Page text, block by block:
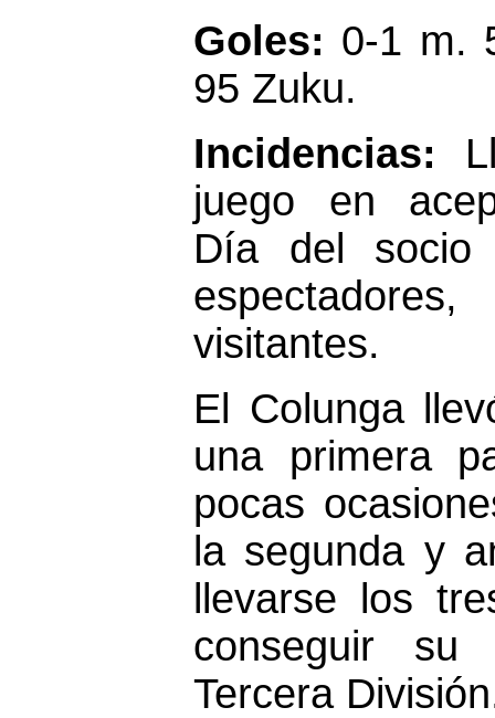
Goles: 0-1 m.
95 Zuku.
Incidencias:
juego en
Día del
visitantes.
El Colunga
una primera
pocas
la segunda y
llevarse los
conseguir su
Tercera